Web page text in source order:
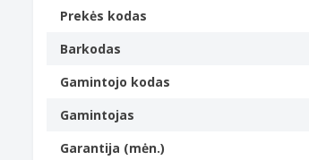
Kiekis pakuotėje
Spalvoto rašalo kiekis
7 ml
Apytikslis vidutinis puslapių skaičius,
spausdinimo dažnį ir aplinkos sąlygas.
Prekės kodas
Barkodas
Gamintojo kodas
Gamintojas
Garantija (mėn.)